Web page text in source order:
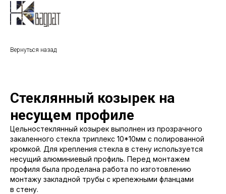
Вернуться назад
Стеклянный козырек на
несущем профиле
Цельностеклянный козырек выполнен из прозрачного
закаленного стекла триплекс 10*10мм с полированной
кромкой. Для крепления стекла в стену используется
несущий алюминиевый профиль. Перед монтажем
профиля была проделана работа по изготовлению
монтажу закладной трубы с крепежными фланцами
в стену.